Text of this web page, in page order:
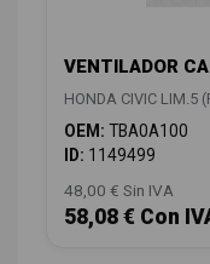
VENTILADOR
HONDA CIVIC LIM.5
OEM: TBA0A100
ID: 1149499
48,00 € Sin IVA
58,08 € Con